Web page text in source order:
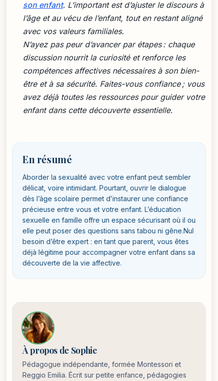
son enfant. L’important est d’ajuster le discours à
l’âge et au vécu de l’enfant, tout en restant aligné
avec vos valeurs familiales.
N’ayez pas peur d’avancer par étapes : chaque
discussion nourrit la curiosité et renforce les
compétences affectives nécessaires à son bien-
être et à sa sécurité. Faites-vous confiance ; vous
avez déjà toutes les ressources pour guider votre
enfant dans cette découverte essentielle.
En résumé
Aborder la sexualité avec votre enfant peut sembler
délicat, voire intimidant. Pourtant, ouvrir le dialogue
dès l’âge scolaire permet d’instaurer une confiance
précieuse entre vous et votre enfant. L’éducation
sexuelle en famille offre un espace sécurisant où il ou
elle peut poser des questions sans tabou ni gêne.Nul
besoin d’être expert : en tant que parent, vous êtes
déjà légitime pour accompagner votre enfant dans sa
découverte de la vie affective.
À propos de Sophie
Pédagogue indépendante, formée Montessori et
Reggio Emilia. Écrit sur petite enfance, pédagogies